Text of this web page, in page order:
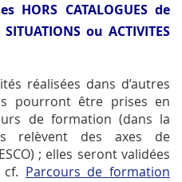
HORS CATALOGUES de
ou ACTIVITES
réalisées dans d’autres
pourront être prises en
de formation (dans la
relèvent des axes de
; elles seront validées
Parcours de formation